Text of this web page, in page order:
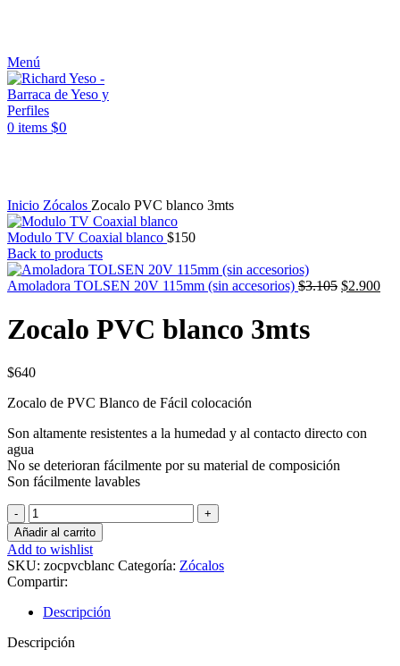
Menú
0 items $0
Inicio Zócalos Zocalo PVC blanco 3mts
Modulo TV Coaxial blanco $150
Back to products
Amoladora TOLSEN 20V 115mm (sin accesorios) $3.105 El
$2.900El
Zocalo PVC blanco 3mts
$640
Zocalo de PVC Blanco de Fácil colocación
Son altamente resistentes a la humedad y al contacto directo con
agua
No se deterioran fácilmente por su material de composición
Son fácilmente lavables
Zocalo
PVC
blanco
3mts
cantidad
Añadir al carrito
Add to wishlist
SKU: zocpvcblanc Categoría: Zócalos
Compartir:
Descripción
Descripción